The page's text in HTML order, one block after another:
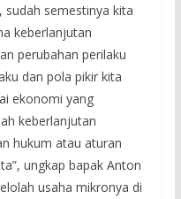
sudah semestinya kita
keberlanjutan
perubahan perilaku
dan pola pikir kita
ekonomi yang
keberlanjutan
hukum atau aturan
ungkap bapak Anton
usaha mikronya di